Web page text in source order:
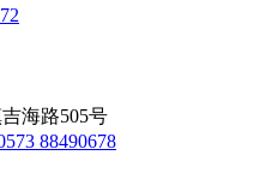
海路505号
88490678